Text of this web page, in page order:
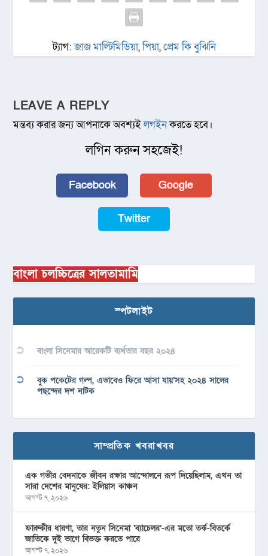
ট্যাগ:জাজ মাল্টিমিডিয়া,পিয়া,প্রেম কি বুঝিনি
LEAVE A REPLY
মন্তব্য করার জন্য আপনাকে অবশ্যইলগইনকরতে হবে।
লগিন করুন সহজেই!
Facebook Google
Twitter
বাংলা চলচ্চিত্রের সালতামামি
স্পটলাইট
বাংলা সিনেমার আরেকটি ব্যর্থতার বছর ২০২৪
বুক পকেটের গল্প, এভাবেও ফিরে আসা যায়’সহ ২০২৪ সালের
পছন্দের দশ নাটক
সাম্প্রতিক খবরাখবর
এক গভীর বেদনাকে জীবন রক্ষার আন্দোলনে রূপ দিয়েছিলাম, এখন তা
সারা দেশের মানুষের: ইলিয়াস কাঞ্চন
আগস্ট ৭, ২০২৬
ফারুকীর ধারণা, তার নতুন সিনেমা ‘ব্যাচেলর’-এর মতো তর্ক-বিতর্কে
জাতিকে দুই ভাগে বিভক্ত করতে পারে
আগস্ট ৭, ২০২৬